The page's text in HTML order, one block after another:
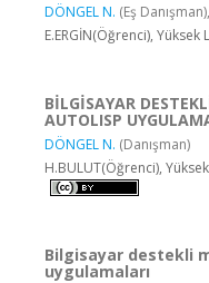
DÖNGEL N. (Eş Danışman),
E.ERGİN(Öğrenci), Yüksek
BİLGİSAYAR
AUTOLISP
DÖNGEL N. (Danışman)
H.BULUT(Öğrenci),
Bilgisayar destekli
uygulamaları